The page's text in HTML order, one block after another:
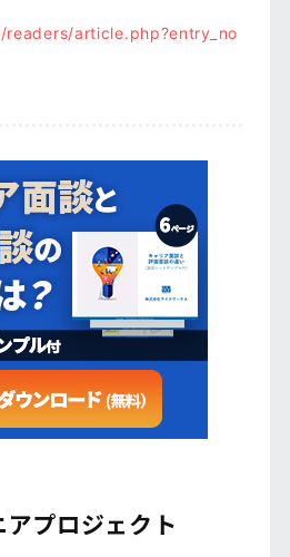
article.php?entry_no
プロジェクト